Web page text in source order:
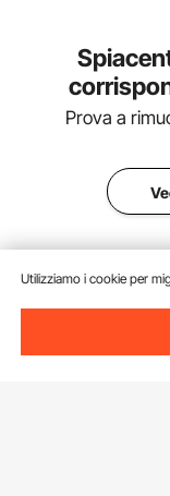
Prova a
Utilizziamo i cookie per